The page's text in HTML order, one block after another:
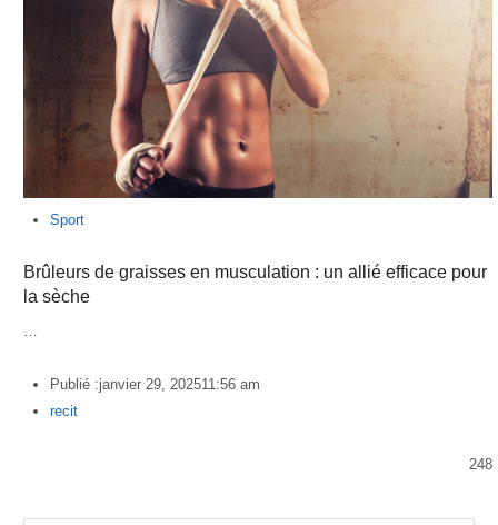
Sport
Brûleurs de graisses en musculation : un allié efficace pour
la sèche
Publié :janvier 29, 202511:56 am
Author
recit
248